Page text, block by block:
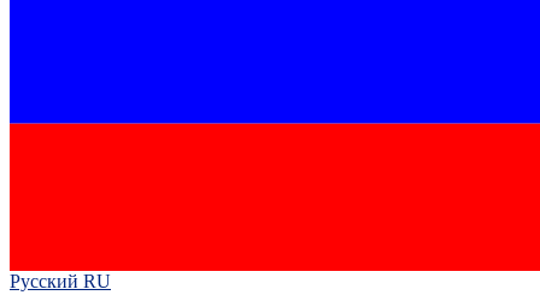
Русский RU‎